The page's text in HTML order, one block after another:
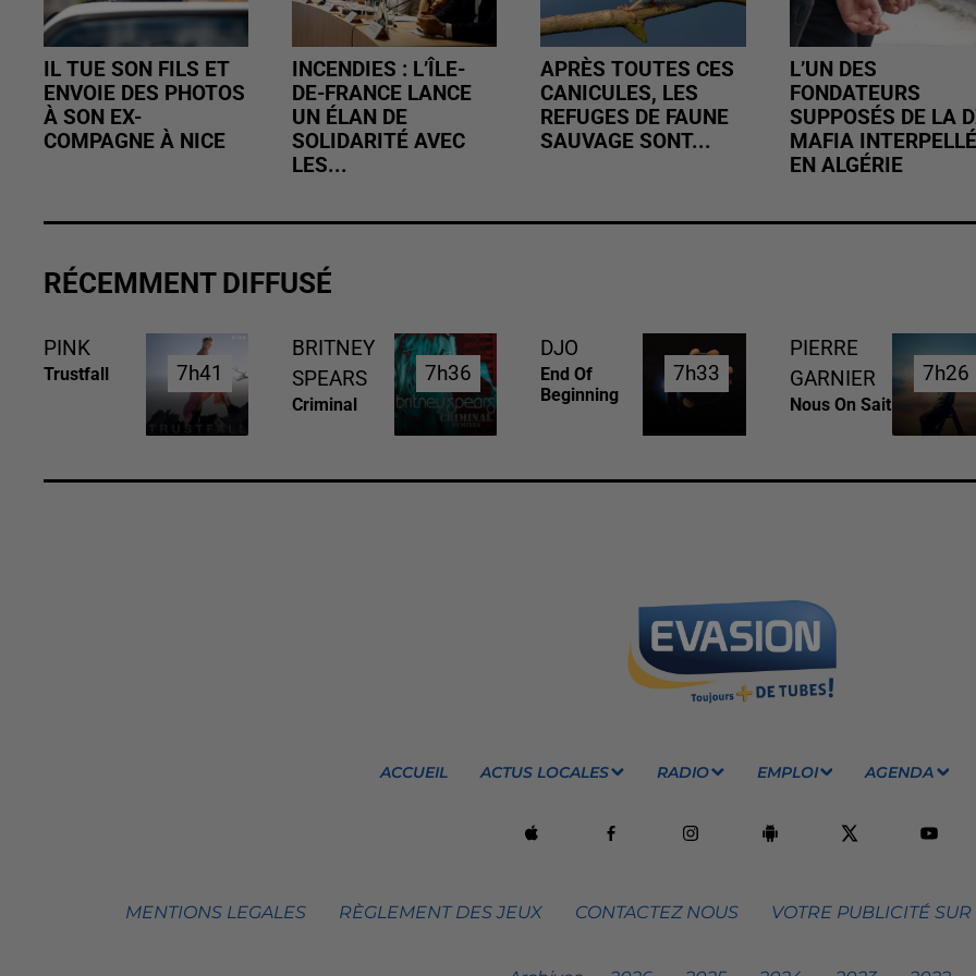
IL TUE SON FILS ET
ENVOIE DES PHOTOS
À SON EX-
COMPAGNE À NICE
INCENDIES : L’ÎLE-
DE-FRANCE LANCE
UN ÉLAN DE
SOLIDARITÉ AVEC
LES...
APRÈS TOUTES CES
CANICULES, LES
REFUGES DE FAUNE
SAUVAGE SONT...
L’UN DES
FONDATEURS
SUPPOSÉS DE LA
MAFIA INTERPELLÉ
EN ALGÉRIE
RÉCEMMENT DIFFUSÉ
PINK
Trustfall 7h41
7h41
BRITNEY
SPEARS
Criminal
7h36
7h36
DJO
End Of
Beginning
7h33
7h33
PIERRE
GARNIER
Nous On Sait
7h26
7h26
ACCUEIL ACTUS LOCALES RADIO EMPLOI AGENDA
MENTIONS LEGALES RÈGLEMENT DES JEUX CONTACTEZ NOUS VOTRE PUBLICITÉ